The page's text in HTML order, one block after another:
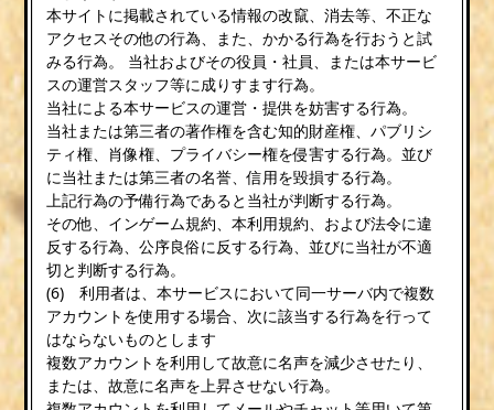
本サイトに掲載されている情報の改竄、消去等、不正な
アクセスその他の行為、また、かかる行為を行おうと試
みる行為。 当社およびその役員・社員、または本サービ
スの運営スタッフ等に成りすます行為。
当社による本サービスの運営・提供を妨害する行為。
当社または第三者の著作権を含む知的財産権、パブリシ
ティ権、肖像権、プライバシー権を侵害する行為。並び
に当社または第三者の名誉、信用を毀損する行為。
上記行為の予備行為であると当社が判断する行為。
その他、インゲーム規約、本利用規約、および法令に違
反する行為、公序良俗に反する行為、並びに当社が不適
切と判断する行為。
(6) 利用者は、本サービスにおいて同一サーバ内で複数
アカウントを使用する場合、次に該当する行為を行って
はならないものとします
複数アカウントを利用して故意に名声を減少させたり、
または、故意に名声を上昇させない行為。